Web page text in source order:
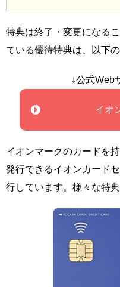
特典は終了・変更になる
ている優待特典は、以下
↓公式Web
イオ
イオンマークのカードを
発行できるイオンカード
行しています。様々な特